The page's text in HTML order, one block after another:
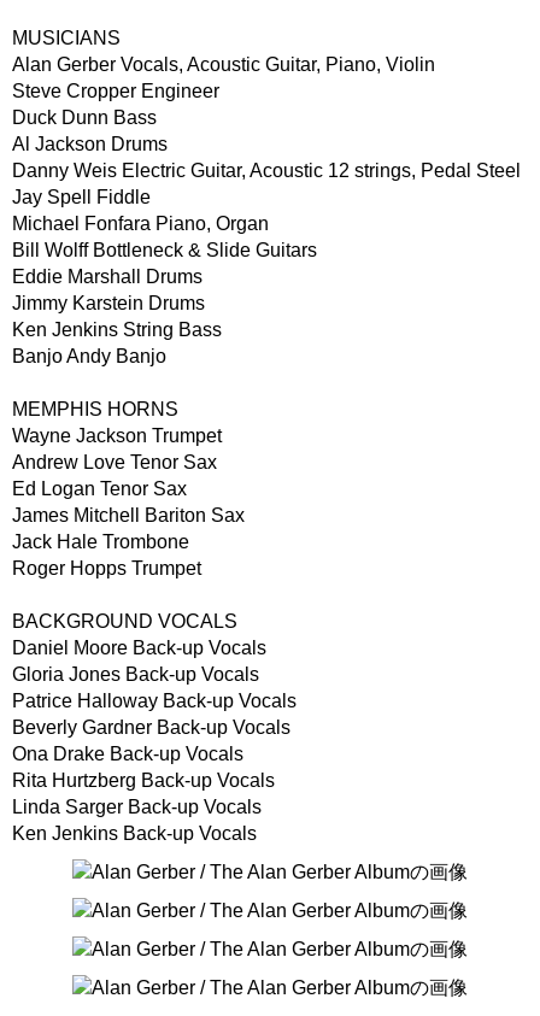
MUSICIANS
Alan Gerber Vocals, Acoustic Guitar, Piano, Violin
Steve Cropper Engineer
Duck Dunn Bass
Al Jackson Drums
Danny Weis Electric Guitar, Acoustic 12 strings, Pedal Steel
Jay Spell Fiddle
Michael Fonfara Piano, Organ
Bill Wolff Bottleneck & Slide Guitars
Eddie Marshall Drums
Jimmy Karstein Drums
Ken Jenkins String Bass
Banjo Andy Banjo
MEMPHIS HORNS
Wayne Jackson Trumpet
Andrew Love Tenor Sax
Ed Logan Tenor Sax
James Mitchell Bariton Sax
Jack Hale Trombone
Roger Hopps Trumpet
BACKGROUND VOCALS
Daniel Moore Back-up Vocals
Gloria Jones Back-up Vocals
Patrice Halloway Back-up Vocals
Beverly Gardner Back-up Vocals
Ona Drake Back-up Vocals
Rita Hurtzberg Back-up Vocals
Linda Sarger Back-up Vocals
Ken Jenkins Back-up Vocals